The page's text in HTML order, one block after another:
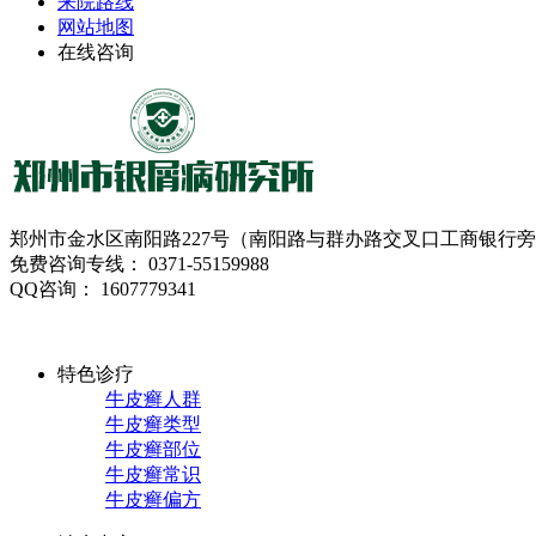
网站地图
在线咨询
郑州市金水区南阳路227号（南阳路与群办路交叉口工商银行
免费咨询专线： 0371-55159988
QQ咨询： 1607779341
特色诊疗
牛皮癣人群
牛皮癣类型
牛皮癣部位
牛皮癣常识
牛皮癣偏方